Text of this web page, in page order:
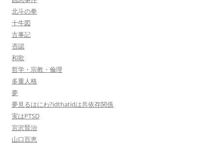
北斗の拳
十牛図
古事記
否認
和歌
哲学・宗教・倫理
多重人格
夢
夢見るはにわ?idthatidは共依存関係
実はPTSD
宮沢賢治
山口百恵